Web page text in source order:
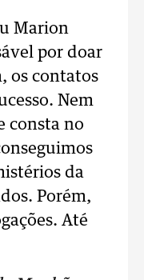
Marion
por doar
os contatos
Nem
consta no
da
Porém,
Até